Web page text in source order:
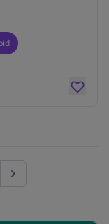
Go to next page